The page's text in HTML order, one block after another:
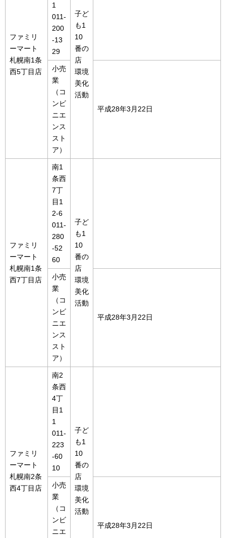
ファミリ
ーマート
札幌南1条
西5丁目店
1
011-
200
-13
29
子ど
も1
10
番の
店
環境
美化
活動
小売
業
（コ
ンビ
ニエ
ンス
スト
ア）
平成28年3月22日
ファミリ
ーマート
札幌南1条
西7丁目店
南1
条西
7丁
目1
2-6
011-
280
-52
60
子ど
も1
10
番の
店
環境
美化
活動
小売
業
（コ
ンビ
ニエ
ンス
スト
ア）
平成28年3月22日
ファミリ
ーマート
札幌南2条
西4丁目店
南2
条西
4丁
目1
1
011-
223
-60
10
子ど
も1
10
番の
店
環境
美化
活動
小売
業
（コ
ンビ
ニエ
平成28年3月22日